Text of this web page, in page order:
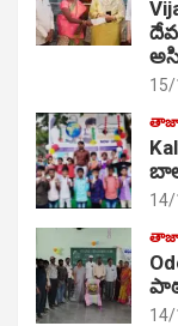
తాజా
తాజా